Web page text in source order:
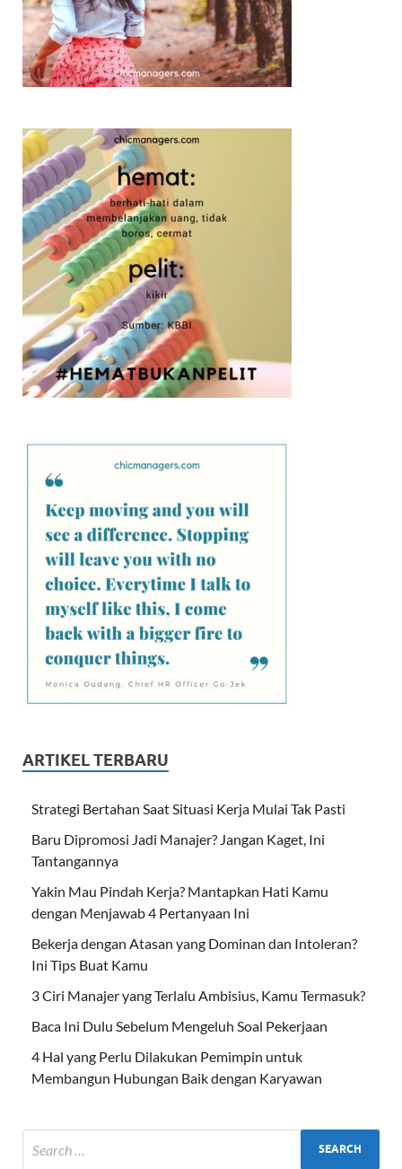
ARTIKEL TERBARU
Strategi Bertahan Saat Situasi Kerja Mulai Tak Pasti
Baru Dipromosi Jadi Manajer? Jangan Kaget, Ini
Tantangannya
Yakin Mau Pindah Kerja? Mantapkan Hati Kamu
dengan Menjawab 4 Pertanyaan Ini
Bekerja dengan Atasan yang Dominan dan Intoleran?
Ini Tips Buat Kamu
3 Ciri Manajer yang Terlalu Ambisius, Kamu Termasuk?
Baca Ini Dulu Sebelum Mengeluh Soal Pekerjaan
4 Hal yang Perlu Dilakukan Pemimpin untuk
Membangun Hubungan Baik dengan Karyawan